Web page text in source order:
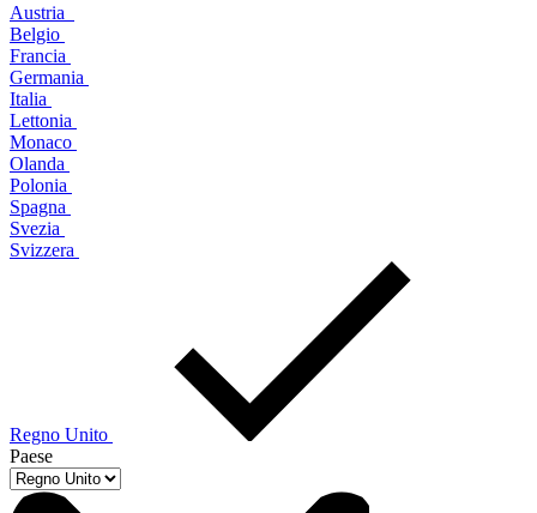
Austria
Belgio
Francia
Germania
Italia
Lettonia
Monaco
Olanda
Polonia
Spagna
Svezia
Svizzera
Regno Unito
Paese